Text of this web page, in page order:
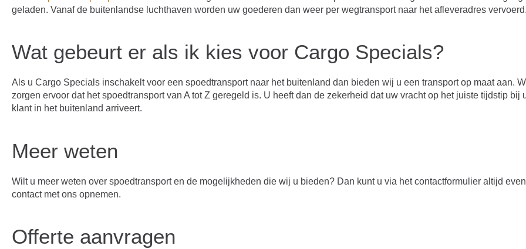
geladen. Vanaf de buitenlandse luchthaven worden uw goederen dan weer per wegtransport naar het afleveradres
Wat gebeurt er als ik kies voor Cargo Specials?
Als u Cargo Specials inschakelt voor een spoedtransport naar het buitenland dan bieden wij u een transport op maat aan.
zorgen ervoor dat het spoedtransport van A tot Z geregeld is. U heeft dan de zekerheid dat uw vracht op het juiste tijdstip bij
klant in het buitenland arriveert.
Meer weten
Wilt u meer weten over spoedtransport en de mogelijkheden die wij u bieden? Dan kunt u via het contactformulier altijd even
contact met ons opnemen.
Offerte aanvragen